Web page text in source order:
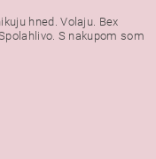
hned. Volaju. Bex
S nakupom som